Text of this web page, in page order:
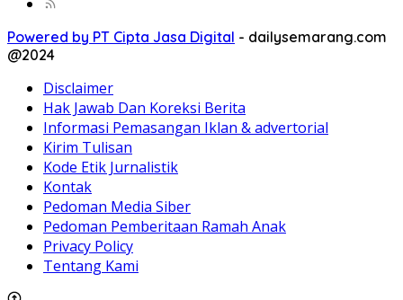
Powered by PT Cipta Jasa Digital - dailysemarang.com
@2024
Disclaimer
Hak Jawab Dan Koreksi Berita
Informasi Pemasangan Iklan & advertorial
Kirim Tulisan
Kode Etik Jurnalistik
Kontak
Pedoman Media Siber
Pedoman Pemberitaan Ramah Anak
Privacy Policy
Tentang Kami